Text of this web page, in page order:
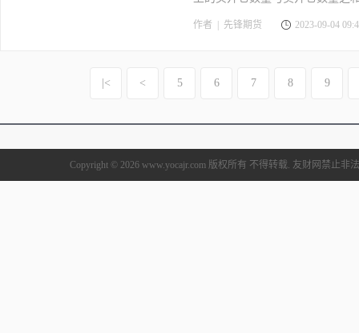
作者 | 先锋期货 2023-09-04
|< < 5 6 7 8 9
Copyright © 2026 www.yocajr.com 版权所有 不得转载. 友财网禁止非